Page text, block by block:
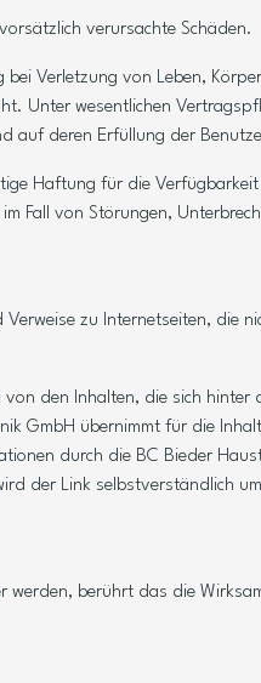
verursachte Schäden.
Verletzung von Leben,
Unter wesentlichen
auf deren Erfüllung der
Haftung für die
Fall von Störungen,
zu Internetseiten,
den Inhalten, die sich
GmbH übernimmt für die
durch die BC Bieder
der Link selbstverständlich
berührt das die